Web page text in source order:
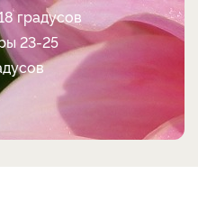
градусов
23-25